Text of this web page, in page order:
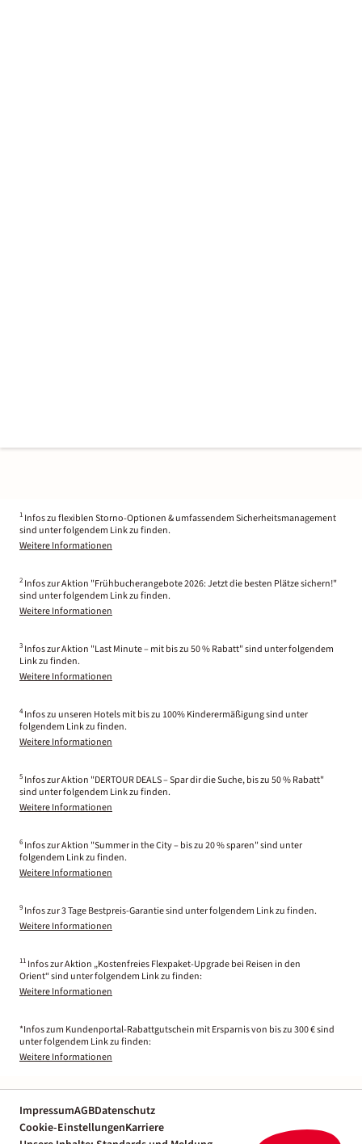
1 Infos zu flexiblen Storno-Optionen & umfassendem Sicherheitsmanagement
sind unter folgendem Link zu finden.
Weitere Informationen
2 Infos zur Aktion "Frühbucherangebote 2026: Jetzt die besten Plätze sichern!"
sind unter folgendem Link zu finden.
Weitere Informationen
3 Infos zur Aktion "Last Minute – mit bis zu 50 % Rabatt" sind unter folgendem
Link zu finden.
Weitere Informationen
4 Infos zu unseren Hotels mit bis zu 100% Kinderermäßigung sind unter
folgendem Link zu finden.
Weitere Informationen
5 Infos zur Aktion "DERTOUR DEALS – Spar dir die Suche, bis zu 50 % Rabatt"
sind unter folgendem Link zu finden.
Weitere Informationen
6 Infos zur Aktion "Summer in the City – bis zu 20 % sparen" sind unter
folgendem Link zu finden.
Weitere Informationen
9 Infos zur 3 Tage Bestpreis-Garantie sind unter folgendem Link zu finden.
Weitere Informationen
11 Infos zur Aktion „Kostenfreies Flexpaket-Upgrade bei Reisen in den
Orient“ sind unter folgendem Link zu finden:
Weitere Informationen
*Infos zum Kundenportal-Rabattgutschein mit Ersparnis von bis zu 300 € sind
unter folgendem Link zu finden:
Weitere Informationen
ImpressumAGBDatenschutz
Cookie-EinstellungenKarriere